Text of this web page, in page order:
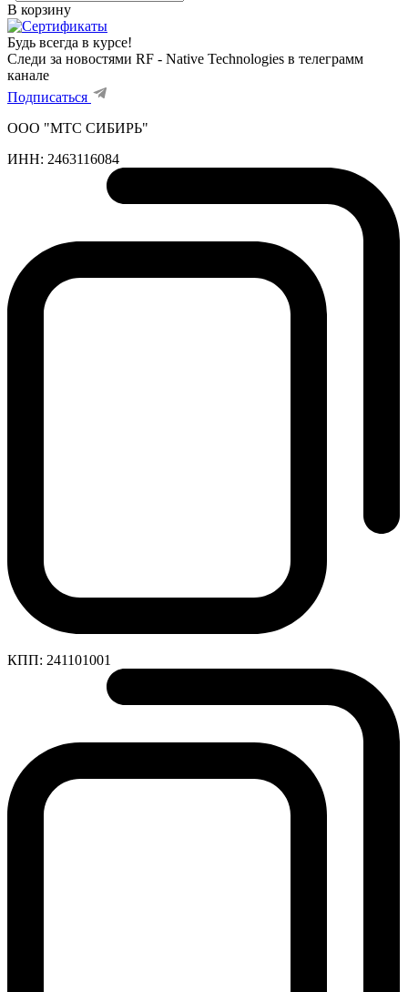
В корзину
Будь всегда в курсе!
Следи за новостями RF - Native Technologies в телеграмм
канале
Подписаться
ООО "МТС СИБИРЬ"
ИНН: 2463116084
КПП: 241101001